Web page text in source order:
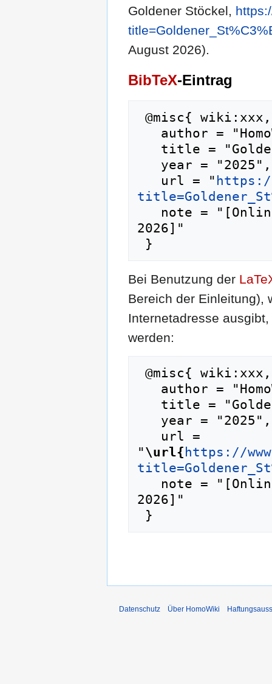
Goldener Stöckel,
August 2026).
BibTeX-Eintrag
   url = "
https://
2026]"
Bei Benutzung der
Bereich der Einleitung),
Internetadresse
werden:
"\url{ https://
2026]"
Datenschutz Über HomoWiki